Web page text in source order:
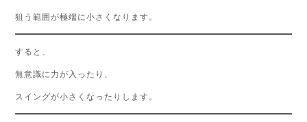
狙う範囲が極端に小さくなります。
すると、
無意識に力が入ったり、
スイングが小さくなったりします。